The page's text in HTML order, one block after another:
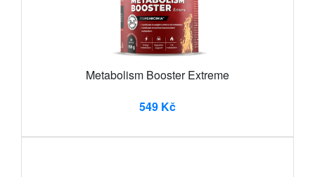
Metabolism Booster Extreme
549 Kč